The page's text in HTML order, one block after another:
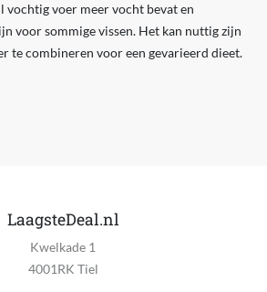
voer meer vocht bevat en
voor sommige vissen. Het kan nuttig zijn
te combineren voor een gevarieerd dieet.
LaagsteDeal.nl
Kwelkade 1
4001RK Tiel